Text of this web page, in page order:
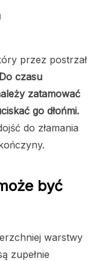
przez postrzał
Do czasu
zatamować
go dłońmi.
do złamania
być
warstwy
zupełnie